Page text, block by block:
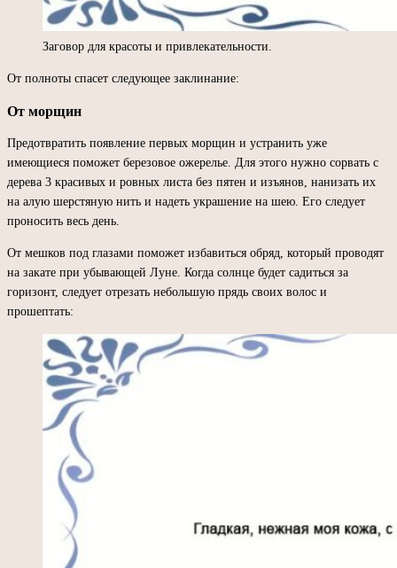
Заговор для красоты и привлекательности.
От полноты спасет следующее заклинание:
От морщин
Предотвратить появление первых морщин и устранить уже
имеющиеся поможет березовое ожерелье. Для этого нужно сорвать с
дерева 3 красивых и ровных листа без пятен и изъянов, нанизать их
на алую шерстяную нить и надеть украшение на шею. Его следует
проносить весь день.
От мешков под глазами поможет избавиться обряд, который проводят
на закате при убывающей Луне. Когда солнце будет садиться за
горизонт, следует отрезать небольшую прядь своих волос и
прошептать: